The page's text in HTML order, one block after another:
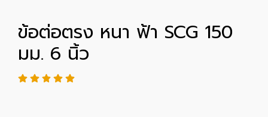
ข้อต่อตรง หนา ฟ้า SCG 150
มม. 6 นิ้ว